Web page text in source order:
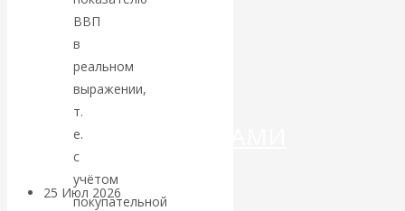
ДЕНЕГ»: КИТАЙ
ВЕДЁТ БОРЬБУ
КРИПТОВАЛЮТАМИ
25 Июл 2026 Геополитика
ВВП
в
реальном
выражении,
т.
е.
с
учётом
покупательной